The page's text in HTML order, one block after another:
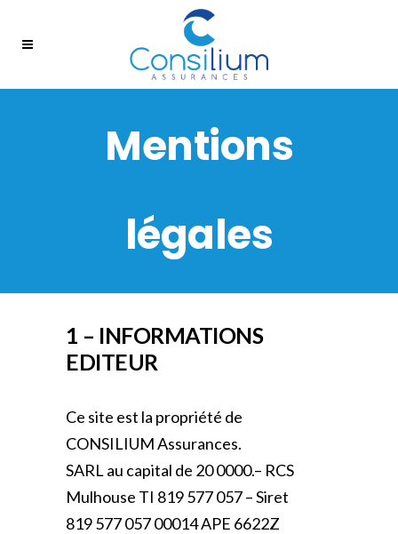
Mentions
légales
1 – INFORMATIONS
EDITEUR
Ce site est la propriété de
CONSILIUM Assurances.
SARL au capital de 20 0000.– RCS
Mulhouse TI 819 577 057 – Siret
819 577 057 00014 APE 6622Z